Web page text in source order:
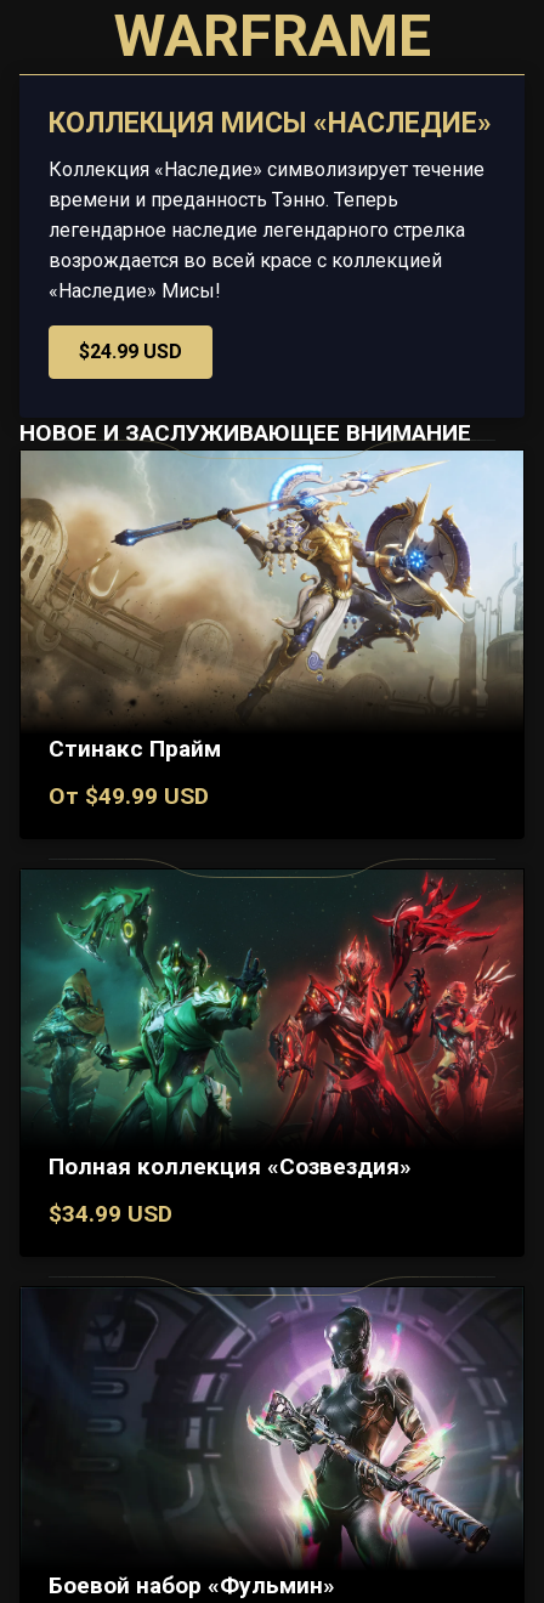
WARFRAME
КОЛЛЕКЦИЯ МИСЫ «НАСЛЕДИЕ»
Коллекция «Наследие» символизирует течение
времени и преданность Тэнно. Теперь
легендарное наследие легендарного стрелка
возрождается во всей красе с коллекцией
«Наследие» Мисы!
$24.99 USD
НОВОЕ И ЗАСЛУЖИВАЮЩЕЕ ВНИМАНИЕ
Стинакс Прайм
От $49.99 USD
Полная коллекция «Созвездия»
$34.99 USD
Боевой набор «Фульмин»